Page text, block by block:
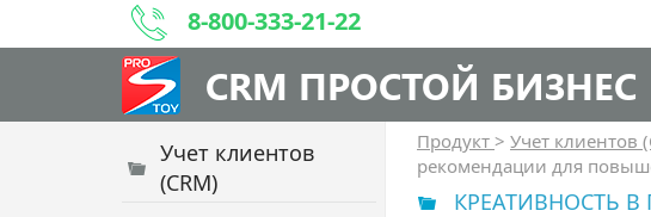
8-800-333-21-22
CRM ПРОСТОЙ БИЗНЕС
Учет клиентов
(CRM)
Продукт > Учет клиентов
рекомендации для
КРЕАТИВНОСТЬ